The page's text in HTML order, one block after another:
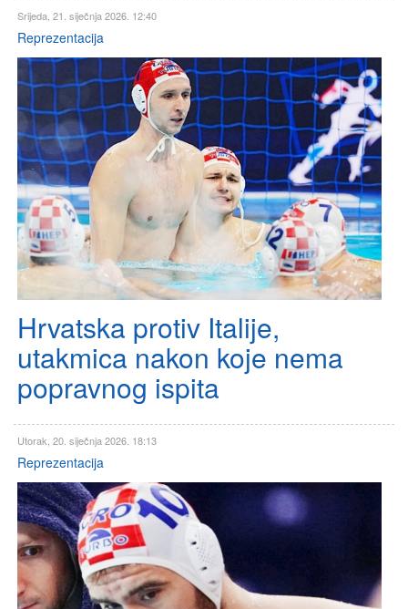
Srijeda, 21. siječnja 2026. 12:40
Reprezentacija
Hrvatska protiv Italije,
utakmica nakon koje nema
popravnog ispita
Utorak, 20. siječnja 2026. 18:13
Reprezentacija